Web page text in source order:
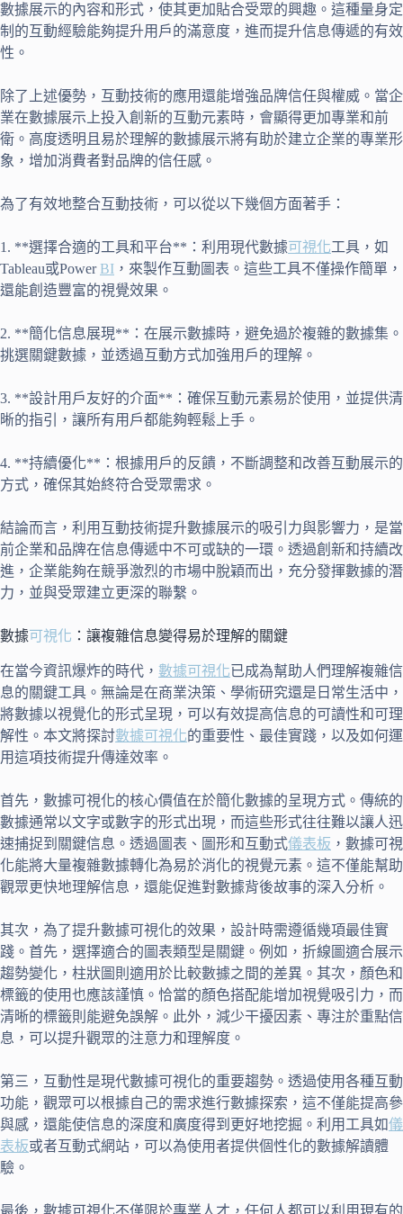
數據展示的內容和形式，使其更加貼合受眾的興趣。這種量身定
制的互動經驗能夠提升用戶的滿意度，進而提升信息傳遞的有效
性。
除了上述優勢，互動技術的應用還能增強品牌信任與權威。當企
業在數據展示上投入創新的互動元素時，會顯得更加專業和前
衛。高度透明且易於理解的數據展示將有助於建立企業的專業形
象，增加消費者對品牌的信任感。
為了有效地整合互動技術，可以從以下幾個方面著手：
1. **選擇合適的工具和平台**：利用現代數據可視化工具，如
Tableau或PowerBI ，來製作互動圖表。這些工具不僅操作簡單，
還能創造豐富的視覺效果。
2. **簡化信息展現**：在展示數據時，避免過於複雜的數據集。
挑選關鍵數據，並透過互動方式加強用戶的理解。
3. **設計用戶友好的介面**：確保互動元素易於使用，並提供清
晰的指引，讓所有用戶都能夠輕鬆上手。
4. **持續優化**：根據用戶的反饋，不斷調整和改善互動展示的
方式，確保其始終符合受眾需求。
結論而言，利用互動技術提升數據展示的吸引力與影響力，是當
前企業和品牌在信息傳遞中不可或缺的一環。透過創新和持續改
進，企業能夠在競爭激烈的市場中脫穎而出，充分發揮數據的潛
力，並與受眾建立更深的聯繫。
數據可視化 ：讓複雜信息變得易於理解的關鍵
在當今資訊爆炸的時代， 數據可視化已成為幫助人們理解複雜信
息的關鍵工具。無論是在商業決策、學術研究還是日常生活中，
將數據以視覺化的形式呈現，可以有效提高信息的可讀性和可理
解性。本文將探討數據可視化的重要性、最佳實踐，以及如何運
用這項技術提升傳達效率。
首先，數據可視化的核心價值在於簡化數據的呈現方式。傳統的
數據通常以文字或數字的形式出現，而這些形式往往難以讓人迅
速捕捉到關鍵信息。透過圖表、圖形和互動式儀表板 ，數據可視
化能將大量複雜數據轉化為易於消化的視覺元素。這不僅能幫助
觀眾更快地理解信息，還能促進對數據背後故事的深入分析。
其次，為了提升數據可視化的效果，設計時需遵循幾項最佳實
踐。首先，選擇適合的圖表類型是關鍵。例如，折線圖適合展示
趨勢變化，柱狀圖則適用於比較數據之間的差異。其次，顏色和
標籤的使用也應該謹慎。恰當的顏色搭配能增加視覺吸引力，而
清晰的標籤則能避免誤解。此外，減少干擾因素、專注於重點信
息，可以提升觀眾的注意力和理解度。
第三，互動性是現代數據可視化的重要趨勢。透過使用各種互動
功能，觀眾可以根據自己的需求進行數據探索，這不僅能提高參
與感，還能使信息的深度和廣度得到更好地挖掘。利用工具如儀
表板或者互動式網站，可以為使用者提供個性化的數據解讀體
驗。
最後，數據可視化不僅限於專業人才，任何人都可以利用現有的